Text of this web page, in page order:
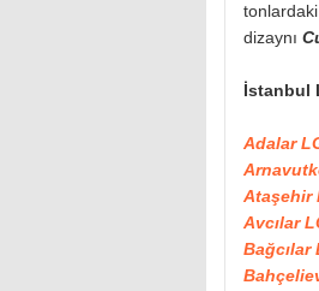
dizaynı
İstanbul
Adalar
Ataşehir
Avcılar
Bağcılar